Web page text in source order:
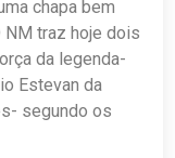
chapa bem
traz hoje dois
da legenda-
Estevan da
segundo os